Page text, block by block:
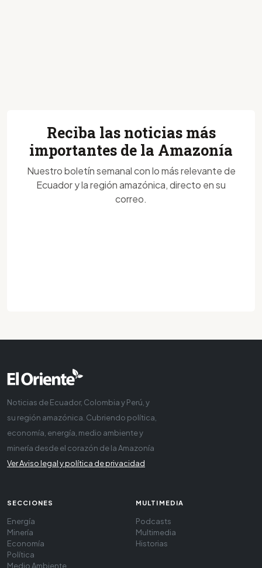
Reciba las noticias más
importantes de la Amazonía
Nuestro boletín semanal con lo más relevante de
Ecuador y la región amazónica, directo en su
correo.
Noticias de Ecuador, Colombia y Perú, y
su región amazónica. Cubriendo política,
economía, energía, medio ambiente y
minería desde el corazón de la Amazonía
Ver Aviso legal y política de privacidad
SECCIONES
Energía
Minería
Economía
Política
Medio Ambiente
MULTIMEDIA
Podcasts
Multimedia
Historias